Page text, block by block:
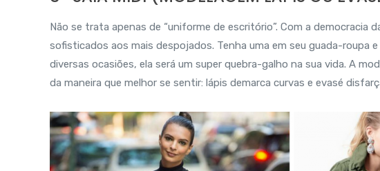
Não se trata apenas de “uniforme de escritório”. Com a democracia
sofisticados aos mais despojados. Tenha uma em seu guada-roupa
diversas ocasiões, ela será um super quebra-galho na sua vida. A
da maneira que melhor se sentir: lápis demarca curvas e evasé